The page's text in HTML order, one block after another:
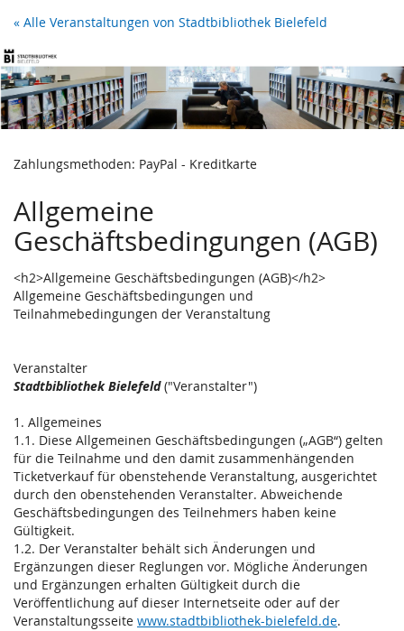
Zum
Inhalt
springen
« Alle Veranstaltungen von Stadtbibliothek Bielefeld
Zahlungsmethoden: PayPal - Kreditkarte
Allgemeine
Geschäftsbedingungen (AGB)
<h2>Allgemeine Geschäftsbedingungen (AGB)</h2>
Allgemeine Geschäftsbedingungen und
Teilnahmebedingungen der Veranstaltung
Veranstalter
Stadtbibliothek Bielefeld("Veranstalter")
1. Allgemeines
1.1. Diese Allgemeinen Geschäftsbedingungen („AGB“) gelten
für die Teilnahme und den damit zusammenhängenden
Ticketverkauf für obenstehende Veranstaltung, ausgerichtet
durch den obenstehenden Veranstalter. Abweichende
Geschäftsbedingungen des Teilnehmers haben keine
Gültigkeit.
1.2. Der Veranstalter behält sich Änderungen und
Ergänzungen dieser Reglungen vor. Mögliche Änderungen
und Ergänzungen erhalten Gültigkeit durch die
Veröffentlichung auf dieser Internetseite oder auf der
Veranstaltungsseite www.stadtbibliothek-bielefeld.de.